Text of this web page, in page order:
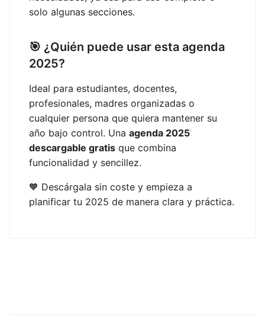
solo algunas secciones.
🎯 ¿Quién puede usar esta agenda
2025?
Ideal para estudiantes, docentes,
profesionales, madres organizadas o
cualquier persona que quiera mantener su
año bajo control. Una agenda 2025
descargable gratis que combina
funcionalidad y sencillez.
🧡 Descárgala sin coste y empieza a
planificar tu 2025 de manera clara y práctica.